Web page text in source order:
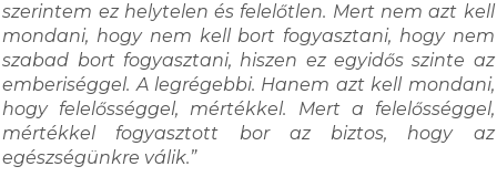
szerintem ez helytelen és felelőtlen. Mert nem azt kell
mondani, hogy nem kell bort fogyasztani, hogy nem
szabad bort fogyasztani, hiszen ez egyidős szinte az
emberiséggel. A legrégebbi. Hanem azt kell mondani,
hogy felelősséggel, mértékkel. Mert a felelősséggel,
mértékkel fogyasztott bor az biztos, hogy az
egészségünkre válik.”